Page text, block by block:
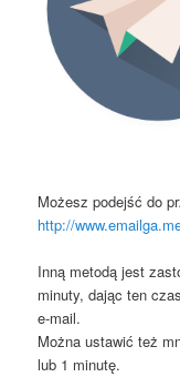
Możesz podejść do
http://
Inną metodą jest
minuty, dając ten
e-mail.
Można ustawić też
lub 1 minutę.